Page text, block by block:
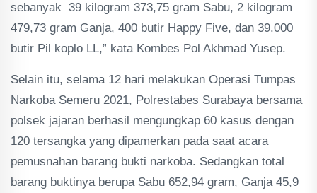
sebanyak 39 kilogram 373,75 gram Sabu, 2 kilogram
479,73 gram Ganja, 400 butir Happy Five, dan 39.000
butir Pil koplo LL,” kata Kombes Pol Akhmad Yusep.
Selain itu, selama 12 hari melakukan Operasi Tumpas
Narkoba Semeru 2021, Polrestabes Surabaya bersama
polsek jajaran berhasil mengungkap 60 kasus dengan
120 tersangka yang dipamerkan pada saat acara
pemusnahan barang bukti narkoba. Sedangkan total
barang buktinya berupa Sabu 652,94 gram, Ganja 45,9